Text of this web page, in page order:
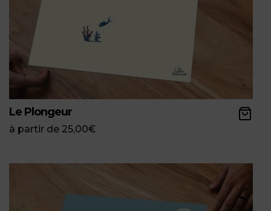
Le Plongeur
à partir de 25,00€